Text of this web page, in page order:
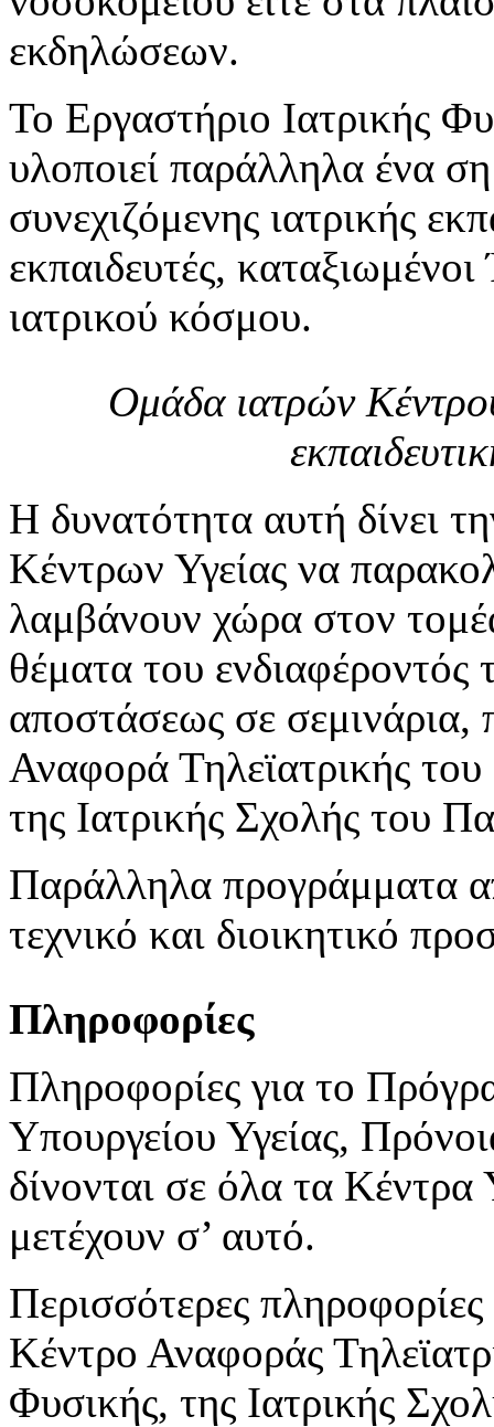
εκδηλώσεων.
Το Εργαστήριο Ιατρικής
υλοποιεί παράλληλα ένα
συνεχιζόμενης ιατρικής
εκπαιδευτές,
ιατρικού κόσμου.
Ομάδα ιατρών
Η δυνατότητα αυτή δίνει
Κέντρων Υγείας να
λαμβάνουν χώρα στον
θέματα του ενδιαφέροντός
αποστάσεως σε
Αναφορά Τηλεϊατρικής
της Ιατρικής Σχολής του
Παράλληλα προγράμματα
τεχνικό και διοικητικό
Πληροφορίες
Πληροφορίες για το
Υπουργείου Υγείας,
δίνονται σε όλα τα
μετέχουν σ’ αυτό.
Περισσότερες
Κέντρο Αναφοράς
Φυσικής, της Ιατρικής